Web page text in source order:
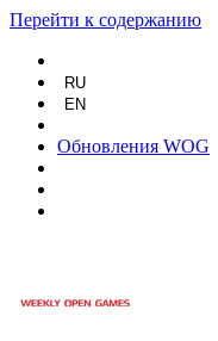
Перейти к содержанию
RU
EN
Обновления WOG